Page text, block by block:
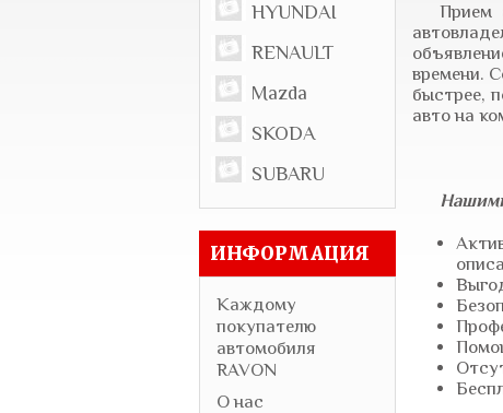
HYUNDAI
RENAULT
Mazda
SKODA
SUBARU
ИНФОРМАЦИЯ
Каждому
покупателю
автомобиля
RAVON
О нас
Прием
времени.
быстрее,
авто на